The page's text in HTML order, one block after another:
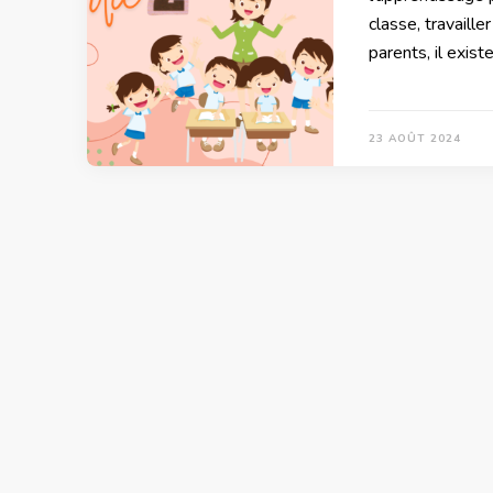
classe,
parents, il
23 AOÛT 2024